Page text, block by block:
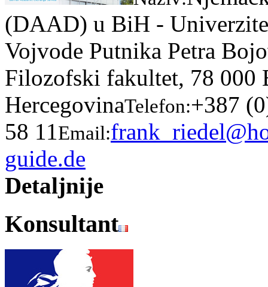
(DAAD) u BiH -
Vojvode Putnika Petra
Filozofski fakultet, 78 000
HercegovinaTelefon:+387
58 11 Email:
guide.de
Detaljnije
Konsultant